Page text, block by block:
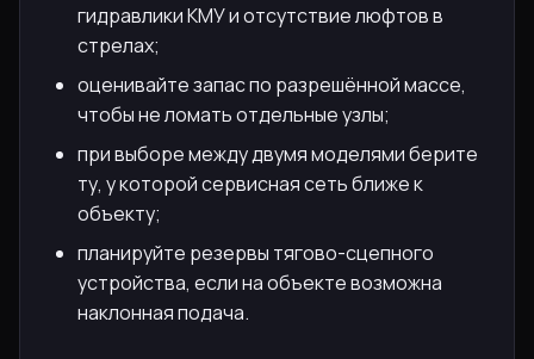
гидравлики КМУ и отсутствие люфтов в
стрелах;
оценивайте запас по разрешённой массе,
чтобы не ломать отдельные узлы;
при выборе между двумя моделями берите
ту, у которой сервисная сеть ближе к
объекту;
планируйте резервы тягово-сцепного
устройства, если на объекте возможна
наклонная подача.